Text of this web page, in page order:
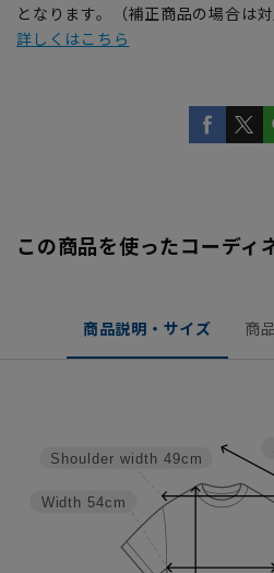
となります。（補正商品の場合は対
詳しくはこちら
この商品を使ったコーディ
商品説明・サイズ 商
Width 54cm
Shoulder width 49cm